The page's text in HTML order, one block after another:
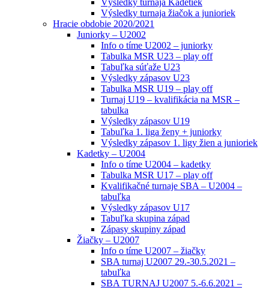
Výsledky turnaja žiačok a junioriek
Hracie obdobie 2020/2021
Juniorky – U2002
Info o tíme U2002 – juniorky
Tabulka MSR U23 – play off
Tabuľka súťaže U23
Výsledky zápasov U23
Tabulka MSR U19 – play off
Turnaj U19 – kvalifikácia na MSR –
tabulka
Výsledky zápasov U19
Tabuľka 1. liga ženy + juniorky
Výsledky zápasov 1. ligy žien a junioriek
Kadetky – U2004
Info o tíme U2004 – kadetky
Tabulka MSR U17 – play off
Kvalifikačné turnaje SBA – U2004 –
tabuľka
Výsledky zápasov U17
Tabuľka skupina západ
Zápasy skupiny západ
Žiačky – U2007
Info o tíme U2007 – žiačky
SBA turnaj U2007 29.-30.5.2021 –
tabuľka
SBA TURNAJ U2007 5.-6.6.2021 –